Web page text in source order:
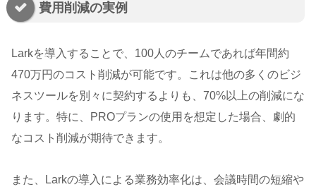
費用削減の実例
Larkを導入することで、100人のチームであれば年間約
470万円のコスト削減が可能です。これは他の多くのビジ
ネスツールを別々に契約するよりも、70%以上の削減にな
ります。特に、PROプランの使用を想定した場合、劇的
なコスト削減が期待できます。
また、Larkの導入による業務効率化は、会議時間の短縮や